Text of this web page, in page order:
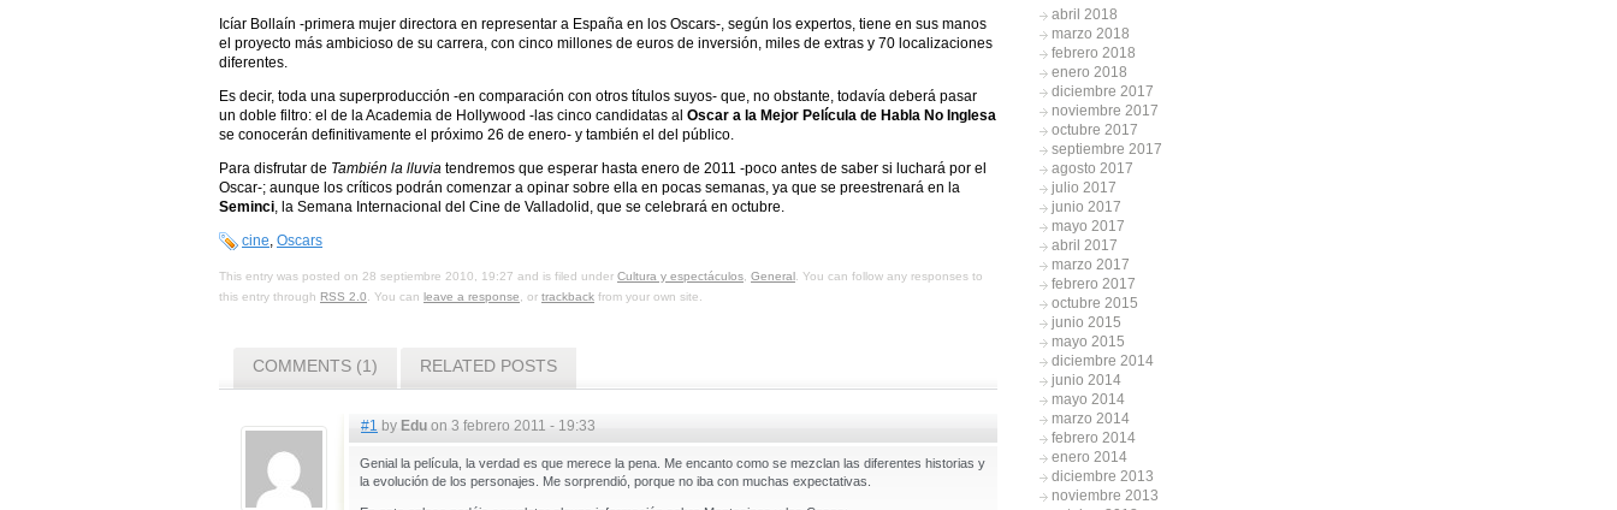
Icíar Bollaín -primera mujer directora en representar a España en los Oscars-, según los expertos, tiene en sus manos
el proyecto más ambicioso de su carrera, con cinco millones de euros de inversión, miles de extras y 70 localizaciones
diferentes.
Es decir, toda una superproducción -en comparación con otros títulos suyos- que, no obstante, todavía deberá pasar
un doble filtro: el de la Academia de Hollywood -las cinco candidatas al Oscar a la Mejor Película de Habla No Inglesa
se conocerán definitivamente el próximo 26 de enero- y también el del público.
Para disfrutar de También la lluvia tendremos que esperar hasta enero de 2011 -poco antes de saber si luchará por el
Oscar-; aunque los críticos podrán comenzar a opinar sobre ella en pocas semanas, ya que se preestrenará en la
Seminci, la Semana Internacional del Cine de Valladolid, que se celebrará en octubre.
cine, Oscars
This entry was posted on 28 septiembre 2010, 19:27 and is filed under Cultura y espectáculos General . You can follow any responses to
this entry through RSS 2.0 . You can leave a response , or trackback from your own site.
COMMENTS (1) RELATED POSTS
#1 by Edu on 3 febrero 2011 - 19:33
Genial la película, la verdad es que merece la pena. Me encanto como se mezclan las diferentes historias y
la evolución de los personajes. Me sorprendió, porque no iba con muchas expectativas.
abril 2018
marzo 2018
febrero 2018
enero 2018
diciembre 2017
noviembre 2017
octubre 2017
septiembre 2017
agosto 2017
julio 2017
junio 2017
mayo 2017
abril 2017
marzo 2017
febrero 2017
octubre 2015
junio 2015
mayo 2015
diciembre 2014
junio 2014
mayo 2014
marzo 2014
febrero 2014
enero 2014
diciembre 2013
noviembre 2013